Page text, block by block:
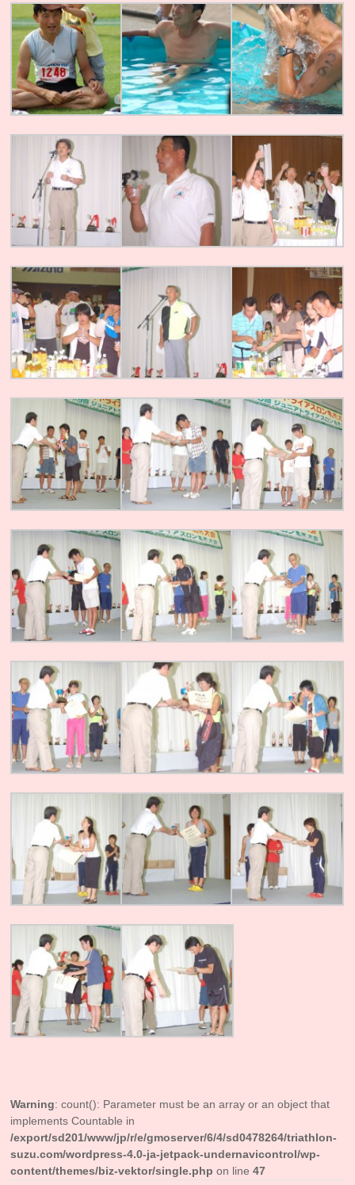
Warning: count(): Parameter must be an array or an object that
implements Countable in
/export/sd201/www/jp/r/e/gmoserver/6/4/sd0478264/triathlon-
suzu.com/wordpress-4.0-ja-jetpack-undernavicontrol/wp-
content/themes/biz-vektor/single.php on line47